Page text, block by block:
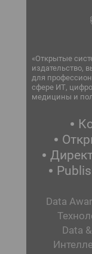
«Открытые
издательство,
для
сфере ИТ,
медицины и
Data
Data